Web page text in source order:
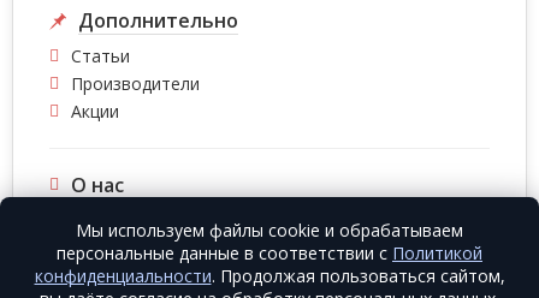
Дополнительно
Статьи
Производители
Акции
О нас
О компании
Контакты
Мы используем файлы cookie и обрабатываем
персональные данные в соответствии с Политикой
конфиденциальности. Продолжая пользоваться сайтом,